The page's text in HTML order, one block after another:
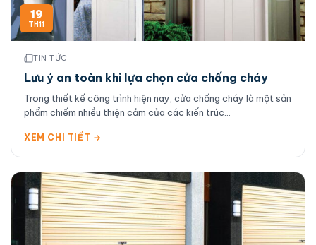
19
TH11
TIN TỨC
Lưu ý an toàn khi lựa chọn cửa chống cháy
Trong thiết kế công trình hiện nay, cửa chống cháy là một sản
phẩm chiếm nhiều thiện cảm của các kiến trúc...
XEM CHI TIẾT →